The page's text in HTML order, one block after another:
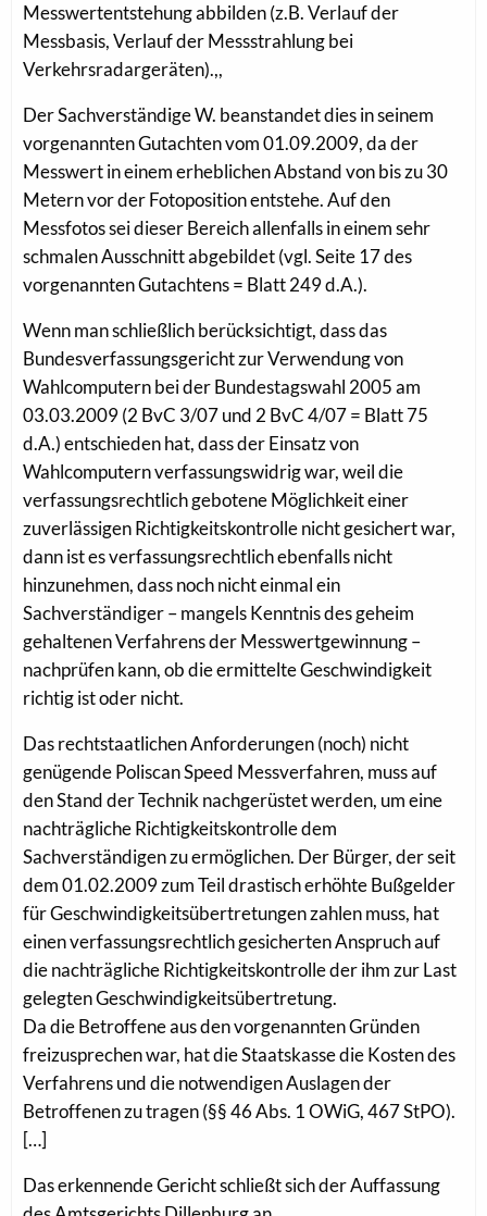
Messwertentstehung abbilden (z.B. Verlauf der
Messbasis, Verlauf der Messstrahlung bei
Verkehrsradargeräten).,,
Der Sachverständige W. beanstandet dies in seinem
vorgenannten Gutachten vom 01.09.2009, da der
Messwert in einem erheblichen Abstand von bis zu 30
Metern vor der Fotoposition entstehe. Auf den
Messfotos sei dieser Bereich allenfalls in einem sehr
schmalen Ausschnitt abgebildet (vgl. Seite 17 des
vorgenannten Gutachtens = Blatt 249 d.A.).
Wenn man schließlich berücksichtigt, dass das
Bundesverfassungsgericht zur Verwendung von
Wahlcomputern bei der Bundestagswahl 2005 am
03.03.2009 (2 BvC 3/07 und 2 BvC 4/07 = Blatt 75
d.A.) entschieden hat, dass der Einsatz von
Wahlcomputern verfassungswidrig war, weil die
verfassungsrechtlich gebotene Möglichkeit einer
zuverlässigen Richtigkeitskontrolle nicht gesichert war,
dann ist es verfassungsrechtlich ebenfalls nicht
hinzunehmen, dass noch nicht einmal ein
Sachverständiger – mangels Kenntnis des geheim
gehaltenen Verfahrens der Messwertgewinnung –
nachprüfen kann, ob die ermittelte Geschwindigkeit
richtig ist oder nicht.
Das rechtstaatlichen Anforderungen (noch) nicht
genügende Poliscan Speed Messverfahren, muss auf
den Stand der Technik nachgerüstet werden, um eine
nachträgliche Richtigkeitskontrolle dem
Sachverständigen zu ermöglichen. Der Bürger, der seit
dem 01.02.2009 zum Teil drastisch erhöhte Bußgelder
für Geschwindigkeitsübertretungen zahlen muss, hat
einen verfassungsrechtlich gesicherten Anspruch auf
die nachträgliche Richtigkeitskontrolle der ihm zur Last
gelegten Geschwindigkeitsübertretung.
Da die Betroffene aus den vorgenannten Gründen
freizusprechen war, hat die Staatskasse die Kosten des
Verfahrens und die notwendigen Auslagen der
Betroffenen zu tragen (§§ 46 Abs. 1 OWiG, 467 StPO).
[…]
Das erkennende Gericht schließt sich der Auffassung